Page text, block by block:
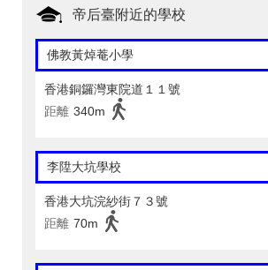
帝后臺附近的學校
佛教黃焯菴小學
香港銅鑼灣東院道１１號
距離 340m
李陞大坑學校
香港大坑浣紗街７３號
距離 70m